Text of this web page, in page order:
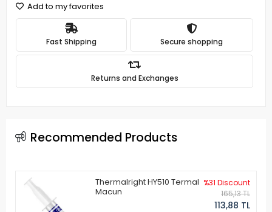
Add to my favorites
Fast Shipping Secure shopping
Returns and Exchanges
Recommended Products
Thermalright HY510 Termal
Macun
%31 Discount
165,13 TL
113,88 TL